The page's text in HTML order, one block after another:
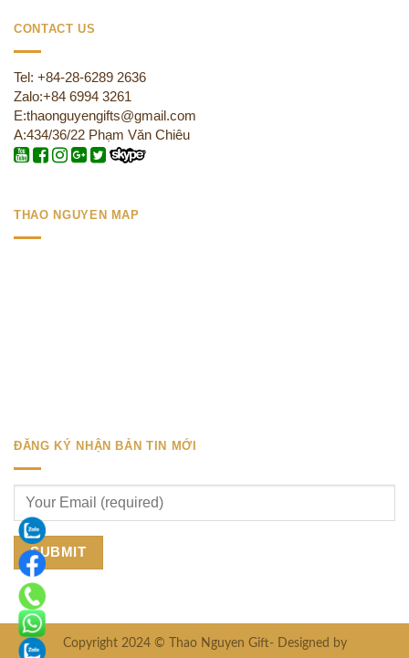
CONTACT US
Tel: +84-28-6289 2636
Zalo:+84 6994 3261
E:thaonguyengifts@gmail.com
A:434/36/22 Phạm Văn Chiêu
THAO NGUYEN MAP
ĐĂNG KÝ NHẬN BẢN TIN MỚI
Copyright 2024 © Thao Nguyen Gift- Designed by